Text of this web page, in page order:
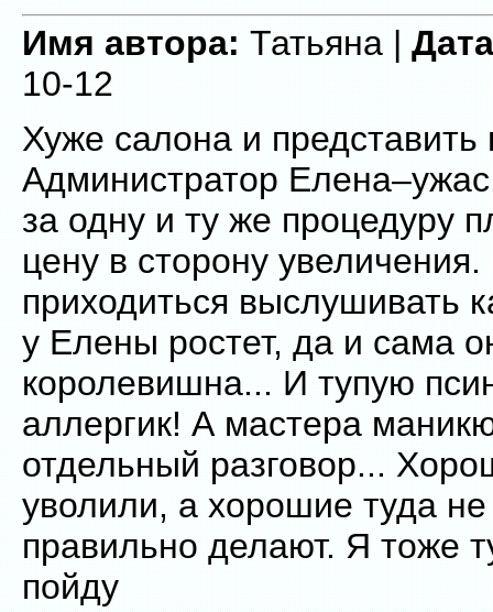
Имя автора:Татьяна |
10-12
Хуже салона и
Администратор
за одну и ту же процедуру
цену в сторону
приходиться выслушивать
у Елены ростет, да и сама
королевишна... И тупую
аллергик! А мастера
отдельный разговор...
уволили, а хорошие туда не
правильно делают. Я тоже
пойду